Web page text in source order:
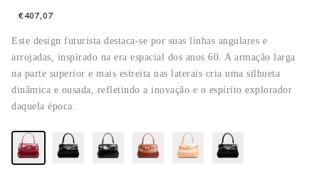
€407,07
Este design futurista destaca-se por suas linhas angulares e
arrojadas, inspirado na era espacial dos anos 60. A armação larga
na parte superior e mais estreita nas laterais cria uma silhueta
dinâmica e ousada, refletindo a inovação e o espírito explorador
daquela época.